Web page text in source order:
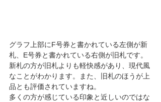
グラフ上部にF号券と書かれている左側が新
札、E号券と書かれている右側が旧札です。
新札の方が旧札よりも軽快感があり、現代風
なことがわかります。また、旧札のほうが上
品とも評価されていますね。
多くの方が感じている印象と近しいのではな